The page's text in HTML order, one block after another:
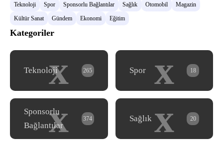
Teknoloji Spor Sponsorlu Bağlantılar Sağlık Otomobil
Magazin
Kültür Sanat
Gündem Ekonomi Eğitim
Kategoriler
x
Teknoloji 265 x
Spor 18
x
Sponsorlu
Bağlantılar
374 x
Sağlık 20